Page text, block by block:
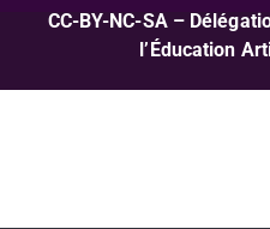
CC-BY-NC-SA –
l’Éducation